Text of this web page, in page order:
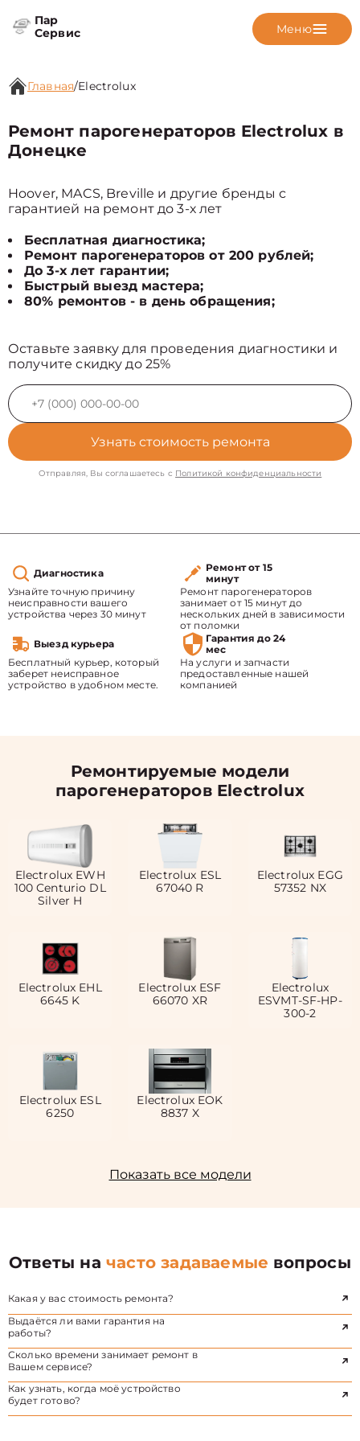
Пар
Сервис
Меню
Главная/Electrolux
Ремонт парогенераторов Electrolux в
Донецке
Hoover, MACS, Breville и другие бренды с
гарантией на ремонт до 3-х лет
Бесплатная диагностика;
Ремонт парогенераторов от 200 рублей;
До 3-х лет гарантии;
Быстрый выезд мастера;
80% ремонтов - в день обращения;
Оставьте заявку для проведения диагностики и
получите скидку до 25%
Узнать стоимость ремонта
Отправляя, Вы соглашаетесь с Политикой конфиденциальности
Диагностика
Узнайте точную причину
неисправности вашего
устройства через 30 минут
Ремонт от 15
минут
Ремонт парогенераторов
занимает от 15 минут до
нескольких дней в зависимости
от поломки
Выезд курьера
Бесплатный курьер, который
заберет неисправное
устройство в удобном месте.
Гарантия до 24
мес
На услуги и запчасти
предоставленные нашей
компанией
Ремонтируемые модели
парогенераторов Electrolux
Electrolux EWH
100 Centurio DL
Silver H
Electrolux ESL
67040 R
Electrolux EGG
57352 NX
Electrolux EHL
6645 K
Electrolux ESF
66070 XR
Electrolux
ESVMT-SF-HP-
300-2
Electrolux ESL
6250
Electrolux EOK
8837 X
Показать все модели
Ответы начасто задаваемые вопросы
Какая у вас стоимость ремонта?
Выдаётся ли вами гарантия на
работы?
Сколько времени занимает ремонт в
Вашем сервисе?
Как узнать, когда моё устройство
будет готово?